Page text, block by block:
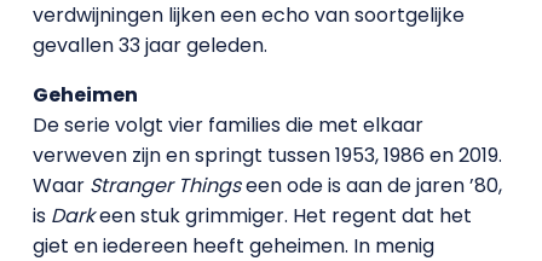
verdwijningen lijken een echo van soortgelijke
gevallen 33 jaar geleden.
Geheimen
De serie volgt vier families die met elkaar
verweven zijn en springt tussen 1953, 1986 en 2019.
Waar Stranger Thingseen ode is aan de jaren ’80,
is Darkeen stuk grimmiger. Het regent dat het
giet en iedereen heeft geheimen. In menig